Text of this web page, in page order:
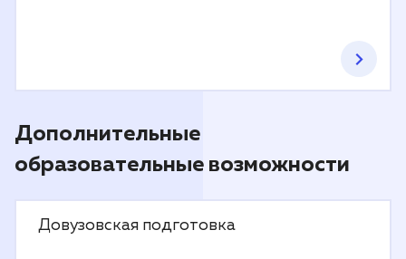
Дополнительные
образовательные возможности
Довузовская подготовка